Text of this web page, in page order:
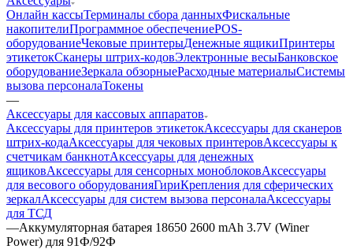
Онлайн кассыТерминалы сбора данныхФискальные
накопителиПрограммное обеспечениеPOS-
оборудованиеЧековые принтерыДенежные ящикиПринтеры
этикетокСканеры штрих-кодовЭлектронные весыБанковское
оборудованиеЗеркала обзорныеРасходные материалыСистемы
вызова персоналаТокены
—
Аксессуары для кассовых аппаратов
Аксессуары для принтеров этикетокАксессуары для сканеров
штрих-кодаАксессуары для чековых принтеровАксессуары к
счетчикам банкнотАксессуары для денежных
ящиковАксессуары для сенсорных моноблоковАксессуары
для весового оборудованияГириКрепления для сферических
зеркалАксессуары для систем вызова персоналаАксессуары
для ТСД
—Аккумуляторная батарея 18650 2600 mAh 3.7V (Winer
Power) для 91Ф/92Ф